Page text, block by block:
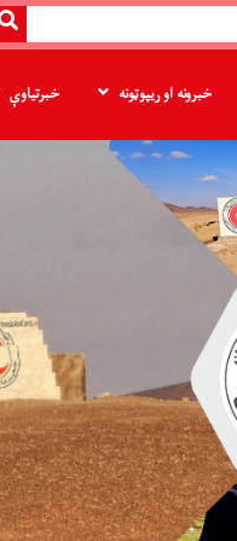
خبرونه او ریپوټونه خبرتیاوې